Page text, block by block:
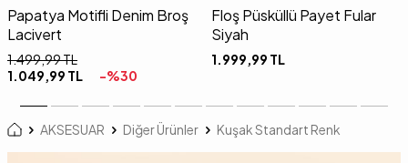
Papatya Motifli Denim Broş
Lacivert
1.499,99TL
1.049,99 TL -%30
Floş Püsküllü Payet Fular
Siyah
1.999,99 TL
AKSESUAR Diğer Ürünler Kuşak Standart Renk